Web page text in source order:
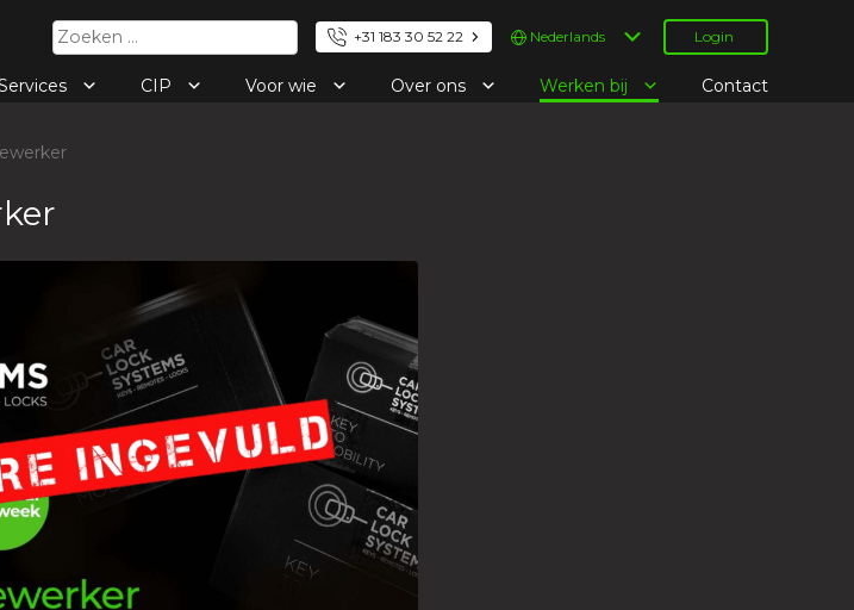
Zoeken
naar:
+31 183 30 52 22
Kies
een
Login
CIP Voor wie Over ons Werken bij Contact